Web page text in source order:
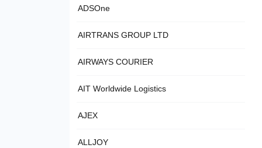
ADSOne
AIRTRANS GROUP LTD
AIRWAYS COURIER
AIT Worldwide Logistics
AJEX
ALLJOY